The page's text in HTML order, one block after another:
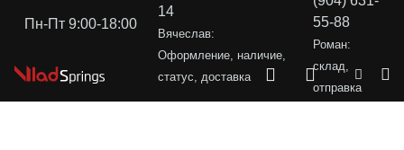
Пн-Пт 9:00-18:00
14
Вячеслав:
Оформление, наличие,
статус, доставка
55-88
Роман:
склад,
отправка